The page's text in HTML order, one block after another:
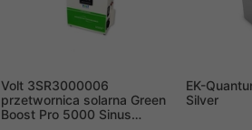
Volt 3SR3000006
przetwornica solarna Green
Boost Pro 5000 Sinus
EK-
Silver